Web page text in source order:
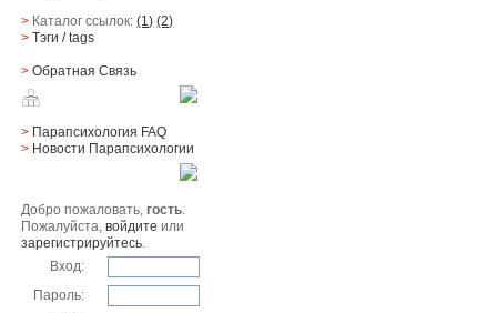
> Каталог ссылок:(1) (2)
> Тэги/ tags
> Обратная Cвязь
> Парапсихология FAQ
> Новости Парапсихологии
Добро пожаловать,гость.
Пожалуйста,войдите или
зарегистрируйтесь.
Вход:
Пароль: